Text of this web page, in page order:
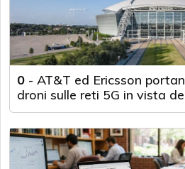
0 - AT&T ed Ericsson
droni sulle reti 5G in vista